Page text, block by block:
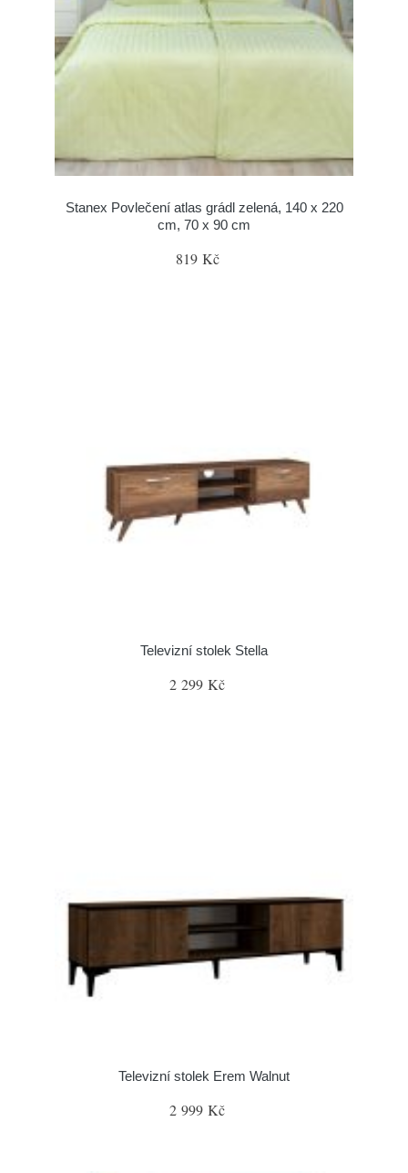
Stanex Povlečení atlas grádl zelená, 140 x 220
cm, 70 x 90 cm
819 Kč
Televizní stolek Stella
2 299 Kč
Televizní stolek Erem Walnut
2 999 Kč